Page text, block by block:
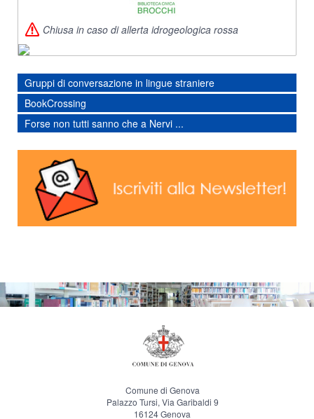
Chiusa in caso di allerta idrogeologica rossa
Gruppi di conversazione in lingue straniere
BookCrossing
Forse non tutti sanno che a Nervi ...
Comune di Genova
Palazzo Tursi, Via Garibaldi 9
16124 Genova